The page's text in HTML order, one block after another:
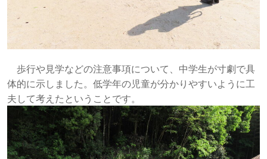
歩行や見学などの注意事項について、中学生が寸劇で具
体的に示しました。低学年の児童が分かりやすいように工
夫して考えたということです。